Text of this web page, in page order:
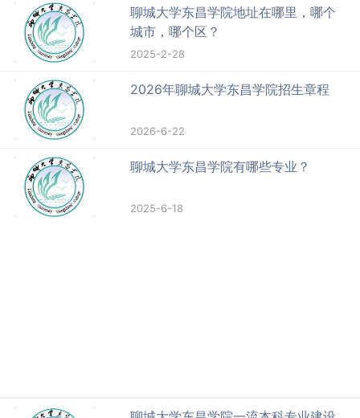
聊城大学东昌学院地址在哪里，哪个
城市，哪个区？
2025-2-28
2026年聊城大学东昌学院招生章程
2026-6-22
聊城大学东昌学院有哪些专业？
2025-6-18